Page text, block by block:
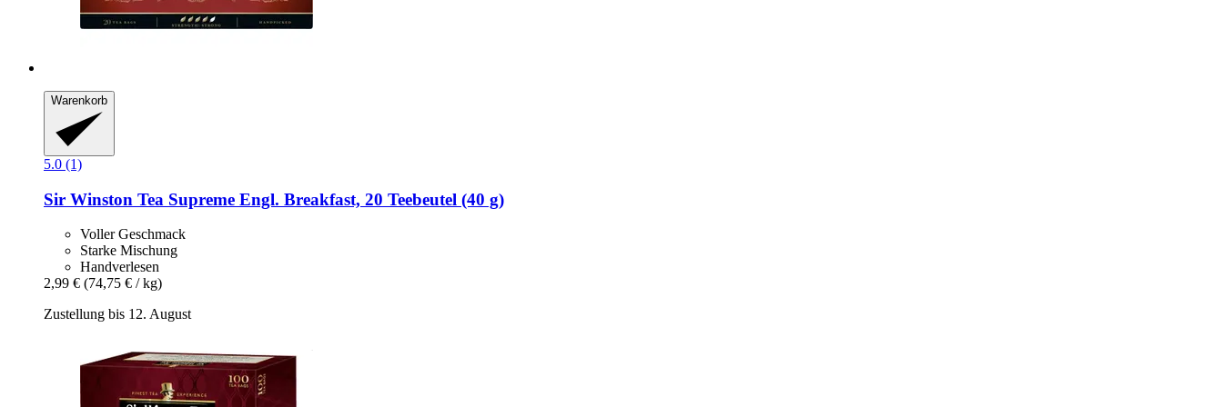
Warenkorb
5.0 (1)
Sir Winston Tea Supreme Engl. Breakfast, 20 Teebeutel (40 g)
Voller Geschmack
Starke Mischung
Handverlesen
2,99 € (74,75 € / kg)
Zustellung bis 12. August